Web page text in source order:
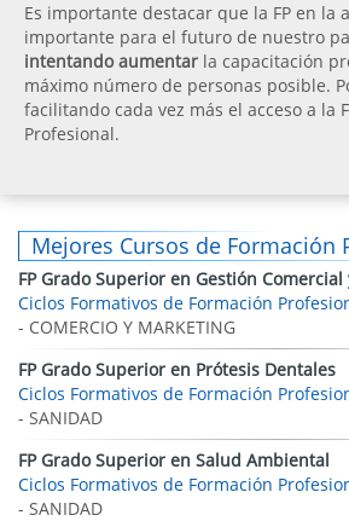
Es importante destacar que la FP en la
importante para el futuro de nuestro
intentando aumentar la capacitación
máximo número de personas posible.
facilitando cada vez más el acceso a la
Profesional.
Mejores Cursos de Formación
FP Grado Superior en Gestión
Ciclos Formativos de Formación
- COMERCIO Y MARKETING
FP Grado Superior en Prótesis Dentales
Ciclos Formativos de Formación
- SANIDAD
FP Grado Superior en Salud Ambiental
Ciclos Formativos de Formación
- SANIDAD